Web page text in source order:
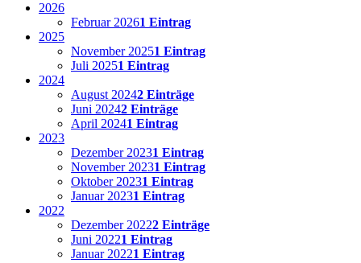
2026
Februar 20261 Eintrag
2025
November 20251 Eintrag
Juli 20251 Eintrag
2024
August 20242 Einträge
Juni 20242 Einträge
April 20241 Eintrag
2023
Dezember 20231 Eintrag
November 20231 Eintrag
Oktober 20231 Eintrag
Januar 20231 Eintrag
2022
Dezember 20222 Einträge
Juni 20221 Eintrag
Januar 20221 Eintrag